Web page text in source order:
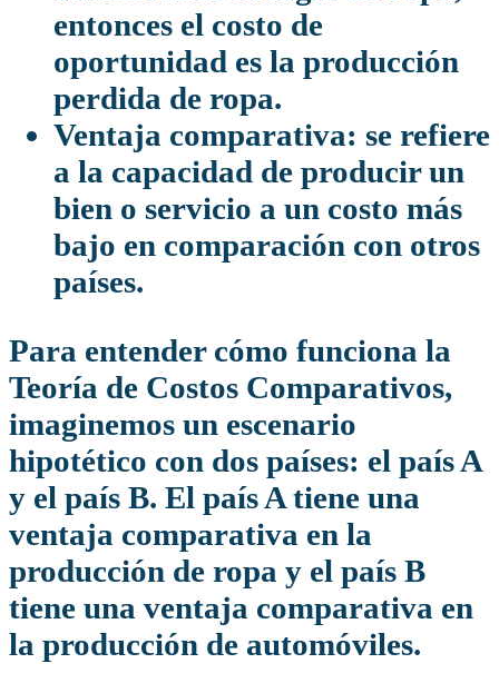
entonces el costo de
oportunidad es la producción
perdida de ropa.
Ventaja comparativa: se refiere
a la capacidad de producir un
bien o servicio a un costo más
bajo en comparación con otros
países.
Para entender cómo funciona la
Teoría de Costos Comparativos,
imaginemos un escenario
hipotético con dos países: el país A
y el país B. El país A tiene una
ventaja comparativa en la
producción de ropa y el país B
tiene una ventaja comparativa en
la producción de automóviles.